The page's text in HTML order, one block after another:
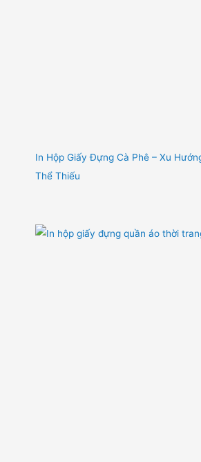
In Hộp Giấy Đựng Cà Phê – Xu
Thể Thiếu